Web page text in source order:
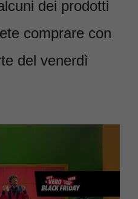
dei prodotti
comprare con
del venerdì